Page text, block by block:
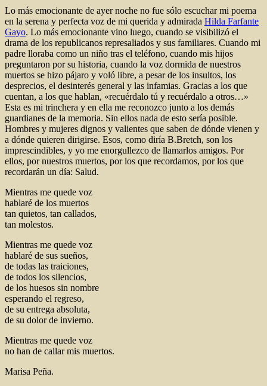
Lo más emocionante de ayer noche no fue sólo escuchar mi poema
en la serena y perfecta voz de mi querida y admirada Hilda Farfante
Gayo. Lo más emocionante vino luego, cuando se visibilizó el
drama de los republicanos represaliados y sus familiares. Cuando mi
padre lloraba como un niño tras el teléfono, cuando mis hijos
preguntaron por su historia, cuando la voz dormida de nuestros
muertos se hizo pájaro y voló libre, a pesar de los insultos, los
desprecios, el desinterés general y las infamias. Gracias a los que
cuentan, a los que hablan, «recuérdalo tú y recuérdalo a otros…»
Esta es mi trinchera y en ella me reconozco junto a los demás
guardianes de la memoria. Sin ellos nada de esto sería posible.
Hombres y mujeres dignos y valientes que saben de dónde vienen y
a dónde quieren dirigirse. Esos, como diría B.Bretch, son los
imprescindibles, y yo me enorgullezco de llamarlos amigos. Por
ellos, por nuestros muertos, por los que recordamos, por los que
recordarán un día: Salud.
Mientras me quede voz
hablaré de los muertos
tan quietos, tan callados,
tan molestos.
Mientras me quede voz
hablaré de sus sueños,
de todas las traiciones,
de todos los silencios,
de los huesos sin nombre
esperando el regreso,
de su entrega absoluta,
de su dolor de invierno.
Mientras me quede voz
no han de callar mis muertos.
Marisa Peña.